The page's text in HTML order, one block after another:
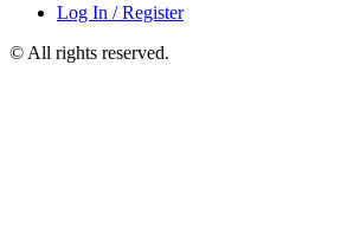
Log In / Register
© All rights reserved.